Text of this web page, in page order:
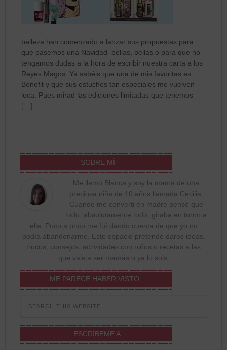
belleza han comenzado a lanzar sus propuestas para
que pasemos una Navidad bellas, bellas o para que no
tengamos dudas a la hora de escribir nuestra carta a los
Reyes Magos. Ya sabéis que una de mis favoritas es
Benefit y que sus estuches tan especiales me vuelven
loca. Pues mirad las ediciones limitadas que tenemos
[…]
SOBRE MÍ
Me llamo Blanca y soy la mamá de una
preciosa niña de 10 años llamada Cecilia.
Cuando me converti en madre pensé que
todo, absolutamente todo, giraba en torno a
ella. Poco a poco me fuí dando cuenta de que yo no
podía abandonarme. Este espacio pretende daros ideas,
trucos, consejos, actividades con niños o recetas a las
que vais a ser mamás o ya lo sois.
ME PARECE HABER VISTO…
ESCRÍBEME A: